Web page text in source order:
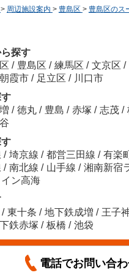
> 周辺施設案内 > 豊島区 > 豊島区のス
探す
/ 豊島区 / 練馬区 / 文京区 /
朝霞市 / 足立区 / 川口市
/ 徳丸 / 豊島 / 赤塚 / 志茂 /
/ 埼京線 / 都営三田線 / 有楽
/ 南北線 / 山手線 / 湘南新宿
ン高海
/ 東十条 / 地下鉄成増 / 王子
鉄赤塚 / 板橋 / 池袋
電話でお問い合